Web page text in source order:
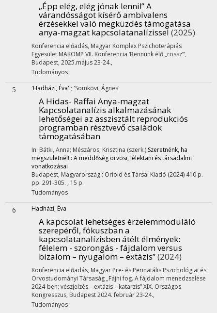
„Épp elég, elég jónak lenni!” A
várandósságot kísérő ambivalens
érzésekkel való megküzdés támogatása
anya-magzat kapcsolatanalízissel (2025)
Konferencia előadás, Magyar Komplex Pszichoterápiás
Egyesület MAKOMP VII. Konferencia ‘Bennünk élő „rossz”’,
Budapest, 2025.május 23-24.,
Tudományos
5 'Hadházi, Éva' ; 'Somkövi, Ágnes'
A Hidas- Raffai Anya-magzat
Kapcsolatanalízis alkalmazásának
lehetőségei az asszisztált reprodukciós
programban résztvevő családok
támogatásában
In: Bátki, Anna; Mészáros, Krisztina (szerk.) Szeretnénk, ha
megszületnél! : A meddőség orvosi, lélektani és társadalmi
vonatkozásai
Budapest, Magyarország : Oriold és Társai Kiadó (2024) 410 p.
pp. 291-305. , 15 p.
Tudományos
6 Hadházi, Éva
A kapcsolat lehetséges érzelemmoduláló
szerepéről, fókuszban a
kapcsolatanalízisben átélt élmények:
félelem - szorongás - fájdalom versus
bizalom – nyugalom – extázis”(2024)
Konferencia előadás, Magyar Pre- és Perinatális Pszichológiai és
Orvostudományi Társaság „Fájni fog. A fájdalom menedzselése
2024-ben: vészjelzés – extázis – katarzis” XIX. Országos
Kongresszus, Budapest 2024. február 23-24.,
Tudományos